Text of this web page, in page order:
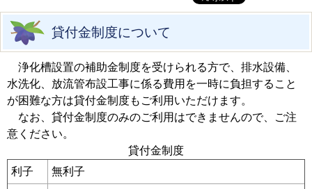
貸付金制度について
浄化槽設置の補助金制度を受けられる方で、排水設備、
水洗化、放流管布設工事に係る費用を一時に負担すること
が困難な方は貸付金制度もご利用いただけます。
なお、貸付金制度のみのご利用はできませんので、ご注
意ください。
貸付金制度
利子
無利子